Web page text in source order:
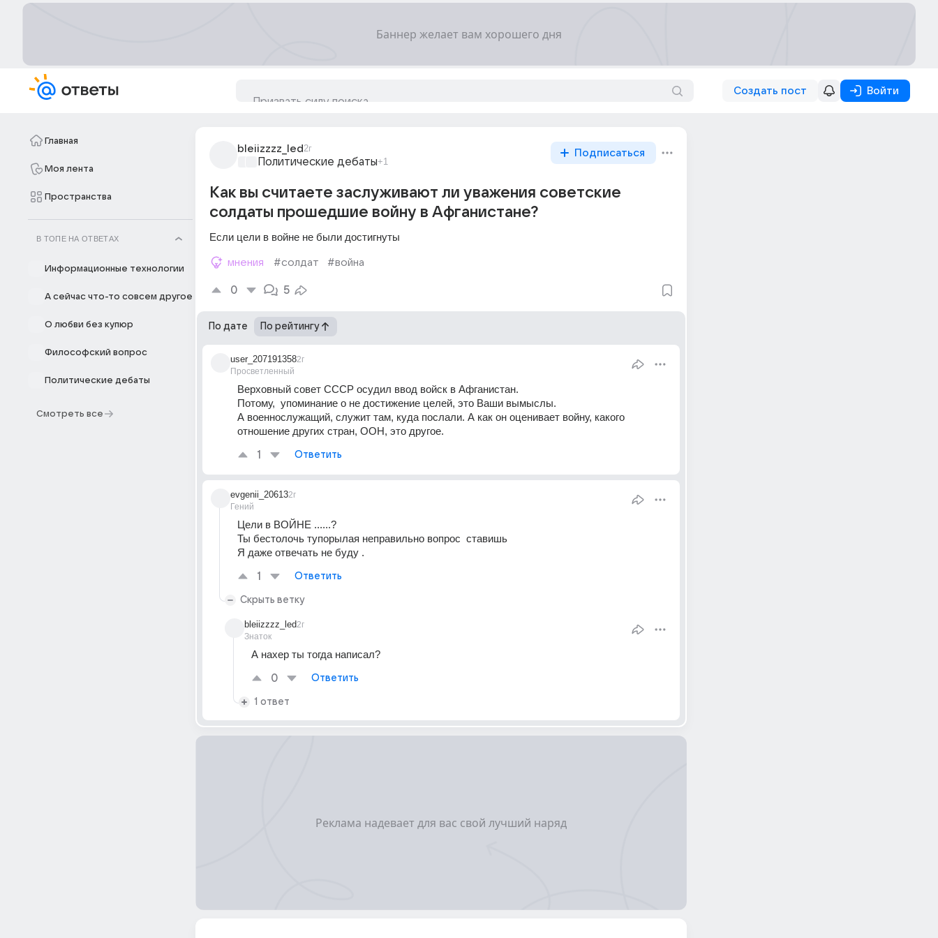
Создать пост Войти
Главная
Моя лента
Пространства
В ТОПЕ НА ОТВЕТАХ
Информационные технологии
А сейчас что-то совсем другое
О любви без купюр
Философский вопрос
Политические дебаты
Смотреть все
bleiizzzz_led2г
Политические дебаты+1
Подписаться
Как вы считаете заслуживают ли уважения советские
солдаты прошедшие войну в Афганистане?
Если цели в войне не были достигнуты
мнения #солдат #война
0 5
По дате По рейтингу
user_207191358
Просветленный
2г
Верховный совет СССР осудил ввод войск в Афганистан.
Потому,  упоминание о не достижение целей, это Ваши вымыслы.
А военнослужащий, служит там, куда послали. А как он оценивает войну, какого
отношение других стран, ООН, это другое.
1 Ответить
evgenii_20613
Гений
2г
Цели в ВОЙНЕ ......?
Ты бестолочь тупорылая неправильно вопрос  ставишь
Я даже отвечать не буду .
1 Ответить
Скрыть ветку
bleiizzzz_led
Знаток
2г
А нахер ты тогда написал?
0 Ответить
1 ответ